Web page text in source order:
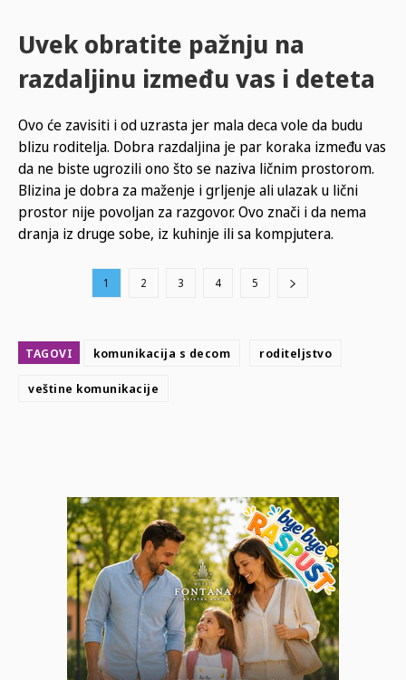
Uvek obratite pažnju na
razdaljinu između vas i deteta
Ovo će zavisiti i od uzrasta jer mala deca vole da budu
blizu roditelja. Dobra razdaljina je par koraka između vas
da ne biste ugrozili ono što se naziva ličnim prostorom.
Blizina je dobra za maženje i grljenje ali ulazak u lični
prostor nije povoljan za razgovor. Ovo znači i da nema
dranja iz druge sobe, iz kuhinje ili sa kompjutera.
1 2 3 4 5
TAGOVI komunikacija s decom roditeljstvo
veštine komunikacije